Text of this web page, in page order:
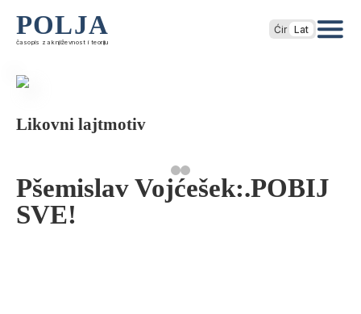
POLJA
časopis za književnost i teoriju
Ćir Lat
Likovni lajtmotiv
Pšemislav Vojćešek:.POBIJ
SVE!